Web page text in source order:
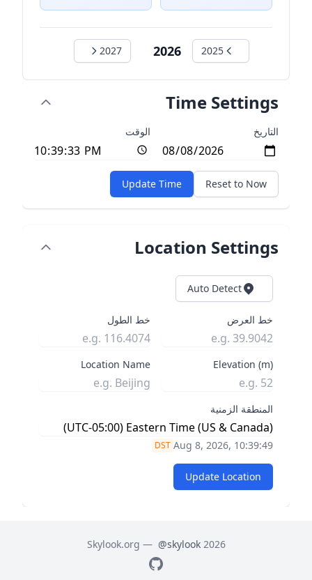
2025
2026
2027
Time Settings
التاريخ الوقت
Reset to Now
Update Time
Location Settings
Auto Detect
خط العرض خط الطول
Elevation (m)
Location Name
المنطقة الزمنية
Aug 8, 2026, 10:39:50
DST
Update Location
2026 Skylook.org —
@skylook